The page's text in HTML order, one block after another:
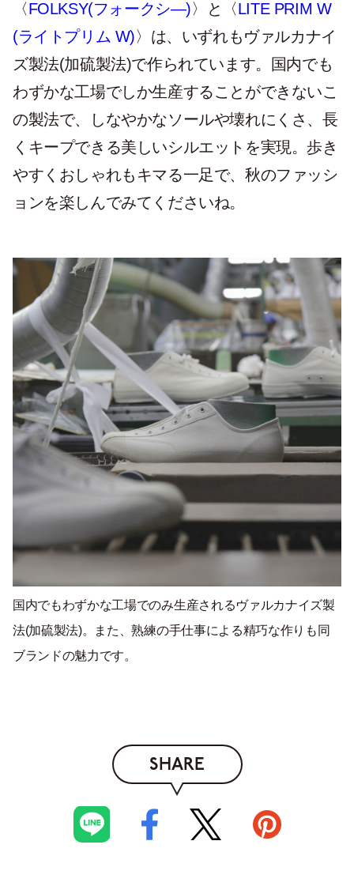
〈FOLKSY(フォークシ―)〉と〈LITE PRIM W
(ライトプリム W)〉は、いずれもヴァルカナイ
ズ製法(加硫製法)で作られています。国内でも
わずかな工場でしか生産することができないこ
の製法で、しなやかなソールや壊れにくさ、長
くキープできる美しいシルエットを実現。歩き
やすくおしゃれもキマる一足で、秋のファッシ
ョンを楽しんでみてくださいね。
国内でもわずかな工場でのみ生産されるヴァルカナイズ製
法(加硫製法)。また、熟練の手仕事による精巧な作りも同
ブランドの魅力です。
SHARE